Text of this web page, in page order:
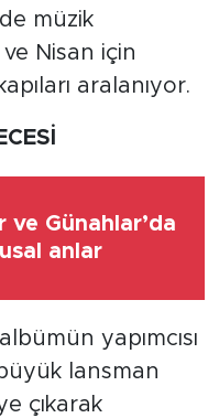
müzik
Nisan için
aralanıyor.
ve Günahlar’da
anlar
yapımcısı
lansman
çıkarak